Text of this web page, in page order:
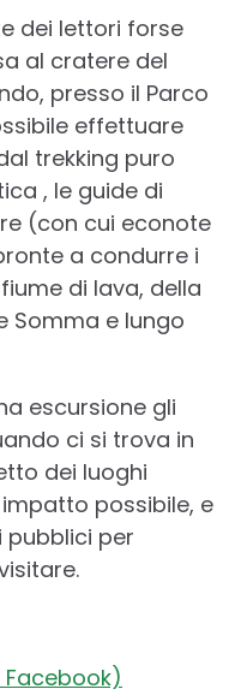
dei lettori forse
al cratere del
presso il Parco
effettuare
trekking puro
, le guide di
(con cui econote
a condurre i
di lava, della
Somma e lungo
escursione gli
ci si trova in
dei luoghi
possibile, e
per